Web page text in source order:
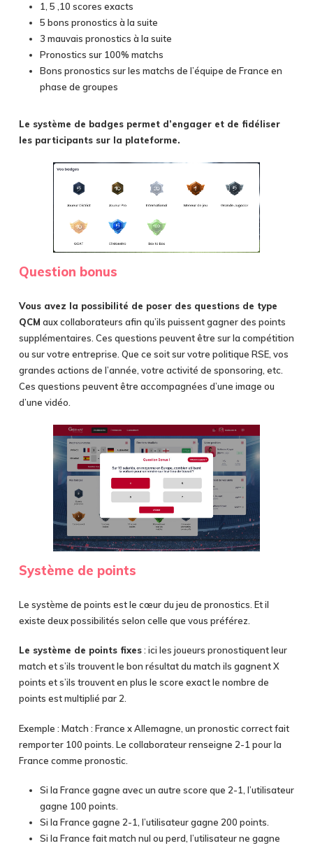
1, 5 ,10 scores exacts
5 bons pronostics à la suite
3 mauvais pronostics à la suite
Pronostics sur 100% matchs
Bons pronostics sur les matchs de l’équipe de France en
phase de groupes
Le système de badges permet d’engager et de fidéliser
les participants sur la plateforme.
Question bonus
Vous avez la possibilité de poser des questions de type
QCM aux collaborateurs afin qu’ils puissent gagner des points
supplémentaires. Ces questions peuvent être sur la compétition
ou sur votre entreprise. Que ce soit sur votre politique RSE, vos
grandes actions de l’année, votre activité de sponsoring, etc.
Ces questions peuvent être accompagnées d’une image ou
d’une vidéo.
Système de points
Le système de points est le cœur du jeu de pronostics. Et il
existe deux possibilités selon celle que vous préférez.
Le système de points fixes: ici les joueurs pronostiquent leur
match et s’ils trouvent le bon résultat du match ils gagnent X
points et s’ils trouvent en plus le score exact le nombre de
points est multiplié par 2.
Exemple : Match : France x Allemagne, un pronostic correct fait
remporter 100 points. Le collaborateur renseigne 2-1 pour la
France comme pronostic.
Si la France gagne avec un autre score que 2-1, l’utilisateur
gagne 100 points.
Si la France gagne 2-1, l’utilisateur gagne 200 points.
Si la France fait match nul ou perd, l’utilisateur ne gagne